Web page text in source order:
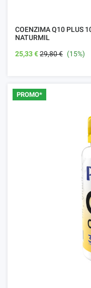
COENZIMA Q10 PLUS
NATURMIL
25,33 €29,80 € (15%)
PROMO*